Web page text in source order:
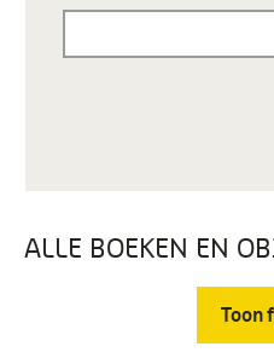
ALLE BOEKEN EN
Toon